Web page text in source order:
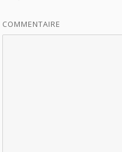
COMMENTAIRE